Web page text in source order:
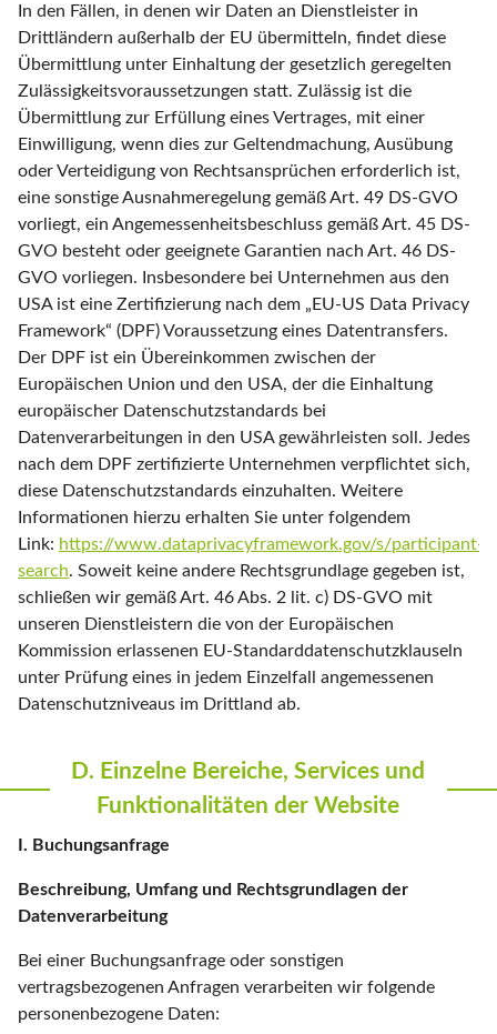
In den Fällen, in denen wir Daten an Dienstleister in
Drittländern außerhalb der EU übermitteln, findet diese
Übermittlung unter Einhaltung der gesetzlich geregelten
Zulässigkeitsvoraussetzungen statt. Zulässig ist die
Übermittlung zur Erfüllung eines Vertrages, mit einer
Einwilligung, wenn dies zur Geltendmachung, Ausübung
oder Verteidigung von Rechtsansprüchen erforderlich ist,
eine sonstige Ausnahmeregelung gemäß Art. 49 DS-GVO
vorliegt, ein Angemessenheitsbeschluss gemäß Art. 45 DS-
GVO besteht oder geeignete Garantien nach Art. 46 DS-
GVO vorliegen. Insbesondere bei Unternehmen aus den
USA ist eine Zertifizierung nach dem „EU-US Data Privacy
Framework“ (DPF) Voraussetzung eines Datentransfers.
Der DPF ist ein Übereinkommen zwischen der
Europäischen Union und den USA, der die Einhaltung
europäischer Datenschutzstandards bei
Datenverarbeitungen in den USA gewährleisten soll. Jedes
nach dem DPF zertifizierte Unternehmen verpflichtet sich,
diese Datenschutzstandards einzuhalten. Weitere
Informationen hierzu erhalten Sie unter folgendem
Link: https://www.dataprivacyframework.gov/s/participant-
search. Soweit keine andere Rechtsgrundlage gegeben ist,
schließen wir gemäß Art. 46 Abs. 2 lit. c) DS-GVO mit
unseren Dienstleistern die von der Europäischen
Kommission erlassenen EU-Standarddatenschutzklauseln
unter Prüfung eines in jedem Einzelfall angemessenen
Datenschutzniveaus im Drittland ab.
D. Einzelne Bereiche, Services und
Funktionalitäten der Website
I. Buchungsanfrage
Beschreibung, Umfang und Rechtsgrundlagen der
Datenverarbeitung
Bei einer Buchungsanfrage oder sonstigen
vertragsbezogenen Anfragen verarbeiten wir folgende
personenbezogene Daten: